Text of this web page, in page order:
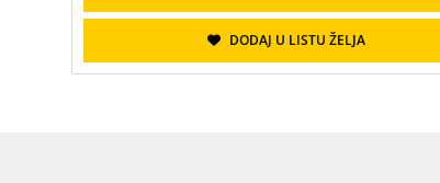
DODAJ U LISTU ŽELJA